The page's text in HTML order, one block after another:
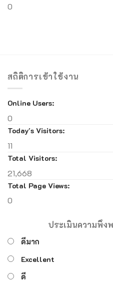
0
สถิติการเข้าใช้งาน
Online Users:
0
Today's Visitors:
11
Total Visitors:
21,668
Total Page Views:
0
ประเมินความพึง
ดีมาก
Excellent
ดี